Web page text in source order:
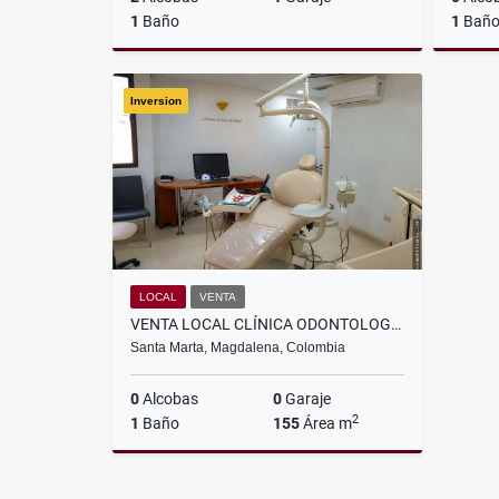
1 Baño
Arriendo
$1.900.000
1 Baño
Inversion
LOCAL VENTA
VENTA LOCAL CLÍNICA ODONTOLOGÍCA SANTA MARTA EN BAVARIA
Santa Marta, Magdalena, Colombia
0Alcobas 0Garaje
1 Baño 155Área m2